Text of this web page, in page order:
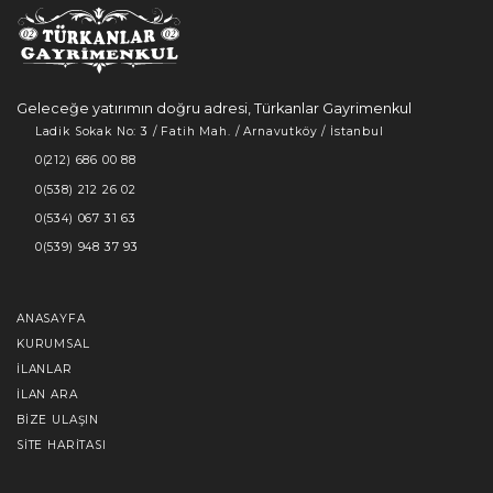
Geleceğe yatırımın doğru adresi, Türkanlar Gayrimenkul
Ladik Sokak No: 3 / Fatih Mah. / Arnavutköy / İstanbul
0(212) 686 00 88
0(538) 212 26 02
0(534) 067 31 63
0(539) 948 37 93
ANASAYFA
KURUMSAL
İLANLAR
İLAN ARA
BIZE ULAŞIN
SITE HARITASI